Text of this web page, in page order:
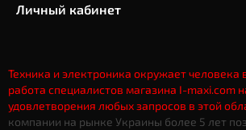
Личный кабинет
Техника и электроника окружает человека
работа специалистов магазина I-maxi.com
удовлетворения любых запросов в этой
компании на рынке Украины более 5 лет